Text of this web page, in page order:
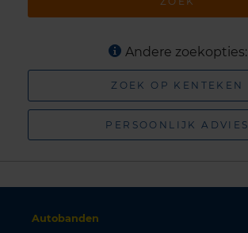
Andere zoekopties:
ZOEK OP KENTEKEN
PERSOONLIJK ADVIES
Autobanden